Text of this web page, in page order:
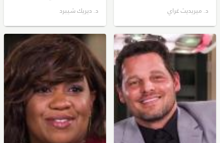
د. ميريديث غراي د. ديريك شيبرد